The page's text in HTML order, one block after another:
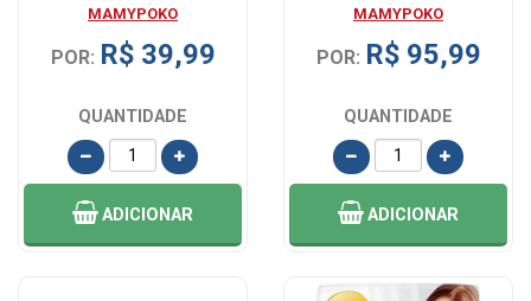
MAMYPOKO
POR: R$ 39,99
QUANTIDADE
ADICIONAR
MAMYPOKO
POR: R$ 95,99
QUANTIDADE
ADICIONAR